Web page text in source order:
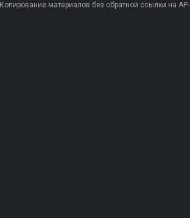
Копирование материалов без обратной ссылки на